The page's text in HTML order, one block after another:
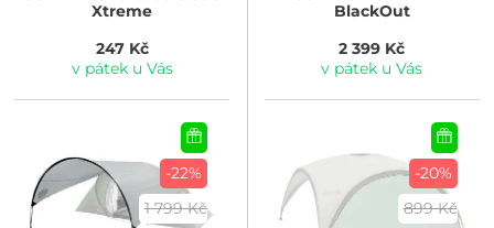
Xtreme
247 Kč
v pátek u Vás
BlackOut
2 399 Kč
v pátek u Vás
-22%
1 799 Kč
-20%
899 Kč